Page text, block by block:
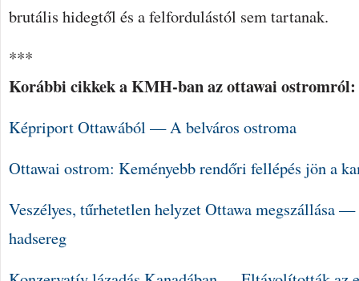
brutális hidegtől és a felfordulástól sem tartanak.
***
Korábbi cikkek a KMH-ban az ottawai ostromról:
Képriport Ottawából — A belváros ostroma
Ottawai ostrom: Keményebb rendőri fellépés jön a
Veszélyes, tűrhetetlen helyzet Ottawa megszállása
hadsereg